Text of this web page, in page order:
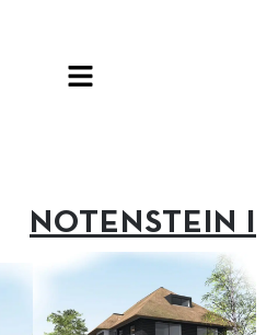
NOTENSTEIN I